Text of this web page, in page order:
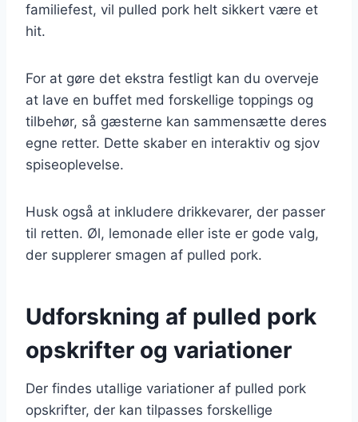
familiefest, vil pulled pork helt sikkert være et
hit.
For at gøre det ekstra festligt kan du overveje
at lave en buffet med forskellige toppings og
tilbehør, så gæsterne kan sammensætte deres
egne retter. Dette skaber en interaktiv og sjov
spiseoplevelse.
Husk også at inkludere drikkevarer, der passer
til retten. Øl, lemonade eller iste er gode valg,
der supplerer smagen af pulled pork.
Udforskning af pulled pork
opskrifter og variationer
Der findes utallige variationer af pulled pork
opskrifter, der kan tilpasses forskellige